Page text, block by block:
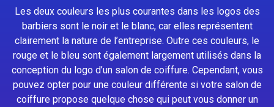
Les deux couleurs les plus courantes dans les logos des
barbiers sont le noir et le blanc, car elles représentent
clairement la nature de l’entreprise. Outre ces couleurs, le
rouge et le bleu sont également largement utilisés dans la
conception du logo d’un salon de coiffure. Cependant, vous
pouvez opter pour une couleur différente si votre salon de
coiffure propose quelque chose qui peut vous donner un